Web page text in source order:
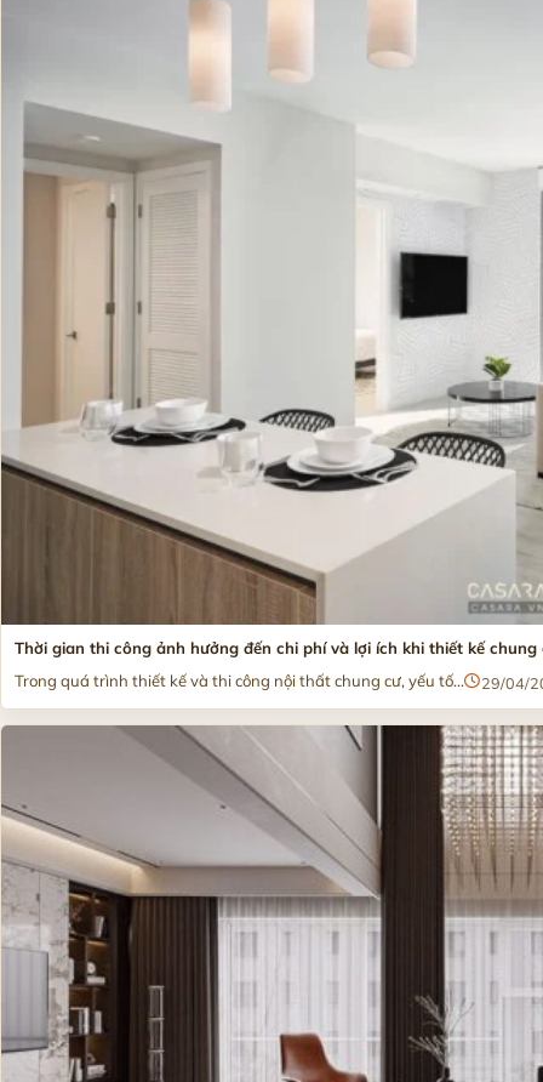
Thời gian thi công ảnh hưởng đến chi phí và lợi ích khi thiết kế chung
Trong quá trình thiết kế và thi công nội thất chung cư, yếu tố...
29/04/